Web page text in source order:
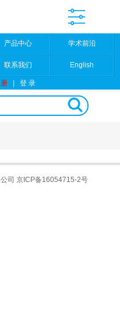
产品中心 学术前沿
联系我们 English
|登 录
司 京ICP备16054715-2号